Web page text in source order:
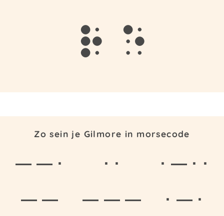
r e
Zo sein je Gilmore in morsecode
— — · · ·
· — · ·
— —
— — —
· — ·